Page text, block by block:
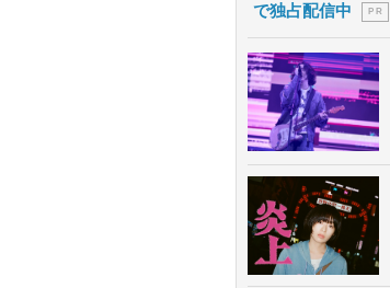
で独占配信中
P R